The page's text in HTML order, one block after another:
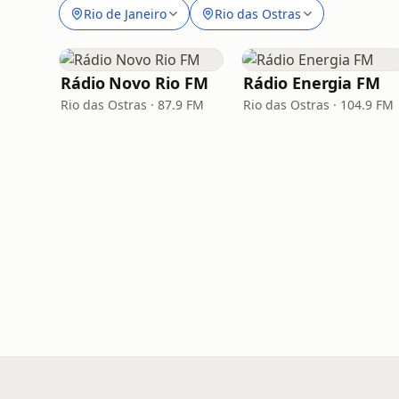
Rio de Janeiro Rio das Ostras
Rádio Novo Rio FM
Rio das Ostras · 87.9 FM
Rádio Energia FM
Rio das Ostras · 104.9 FM